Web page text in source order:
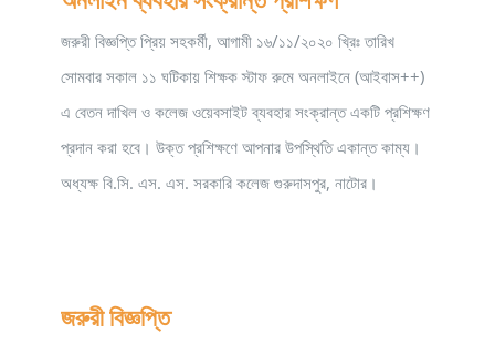
জরুরী বিজ্ঞপ্তি প্রিয় সহকর্মী, আগামী ১৬/১১/২০২০ খ্রিঃ তারিখ
সোমবার সকাল ১১ ঘটিকায় শিক্ষক স্টাফ রুমে অনলাইনে (আইবাস++)
এ বেতন দাখিল ও কলেজ ওয়েবসাইট ব্যবহার সংক্রান্ত একটি প্রশিক্ষণ
প্রদান করা হবে। উক্ত প্রশিক্ষণে আপনার উপস্থিতি একান্ত কাম্য।
অধ্যক্ষ বি.সি. এস. এস. সরকারি কলেজ গুরুদাসপুর, নাটোর।
জরুরী বিজ্ঞপ্তি